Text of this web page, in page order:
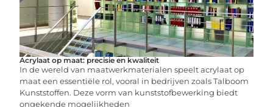
Acrylaat op maat: precisie en kwaliteit
In de wereld van maatwerkmaterialen speelt acrylaat op
maat een essentiële rol, vooral in bedrijven zoals Talboom
Kunststoffen. Deze vorm van kunststofbewerking biedt
ongekende mogelijkheden